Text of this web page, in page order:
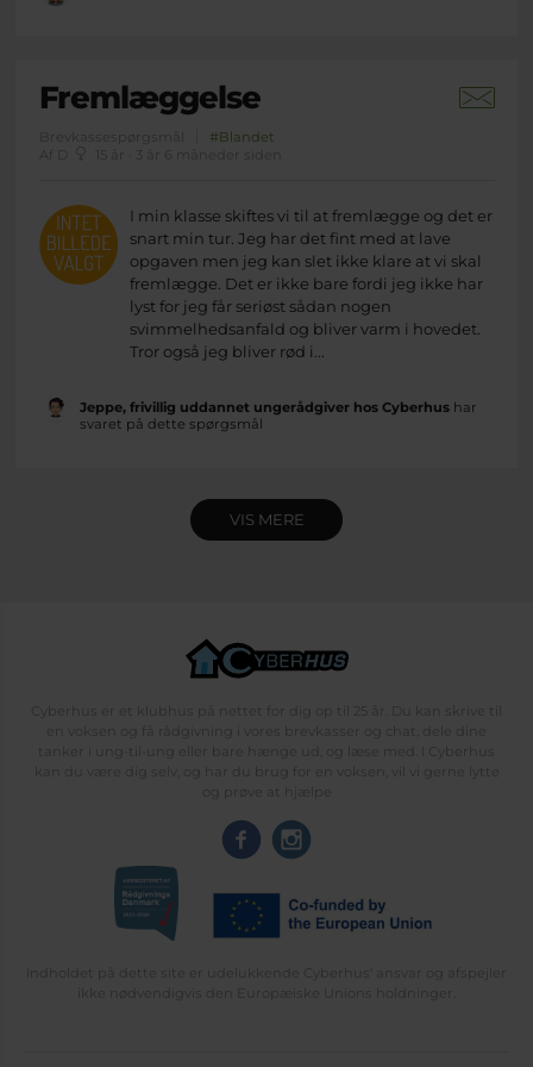
Fremlæggelse
Brevkassespørgsmål
#Blandet
Af D
15 år · 3 år 6 måneder siden
I min klasse skiftes vi til at fremlægge og det er
snart min tur. Jeg har det fint med at lave
opgaven men jeg kan slet ikke klare at vi skal
fremlægge. Det er ikke bare fordi jeg ikke har
lyst for jeg får seriøst sådan nogen
svimmelhedsanfald og bliver varm i hovedet.
Tror også jeg bliver rød i...
Jeppe, frivillig uddannet ungerådgiver hos Cyberhushar
svaret på dette spørgsmål
VIS MERE
Cyberhus er et klubhus på nettet for dig op til 25 år. Du kan skrive til
en voksen og få rådgivning i vores brevkasser og chat, dele dine
tanker i ung-til-ung eller bare hænge ud, og læse med. I Cyberhus
kan du være dig selv, og har du brug for en voksen, vil vi gerne lytte
og prøve at hjælpe
Indholdet på dette site er udelukkende Cyberhus' ansvar og afspejler
ikke nødvendigvis den Europæiske Unions holdninger.